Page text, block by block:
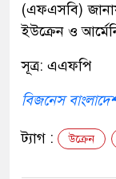
(এফএসবি)
ইউক্রেন ও
সূত্র: এএফপি
বিজনেস
ট্যাগ : উক্রেন